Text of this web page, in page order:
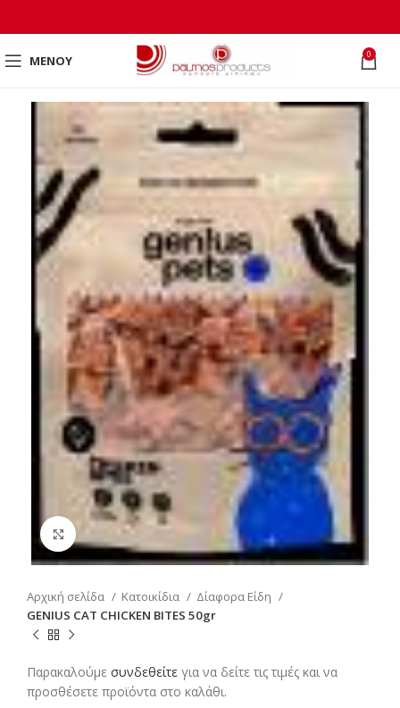
ΜΕΝΟΎ 0
Click to enlarge
Αρχική σελίδα Κατοικίδια
Δίαφορα Είδη
GENIUS CAT CHICKEN BITES 50gr
Παρακαλούμε συνδεθείτε για να δείτε τις τιμές και να
προσθέσετε προϊόντα στο καλάθι.